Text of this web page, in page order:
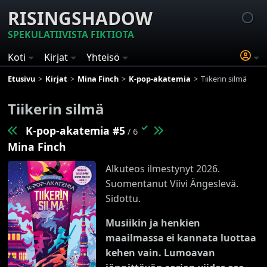
RISINGSHADOW
SPEKULATIIVISTA FIKTIOTA
Koti
Kirjat Yhteisö
Etusivu Kirjat Mina Finch K-pop-akatemia Tiikerin silmä
Tiikerin silmä
K-pop-akatemia #5 / 6 ✓
Mina Finch
Alkuteos ilmestynyt 2026.
Suomentanut Viivi Ängeslevä.
Sidottu.
Musiikin ja henkien
maailmassa ei kannata luottaa
kehen vain. Lumoavan